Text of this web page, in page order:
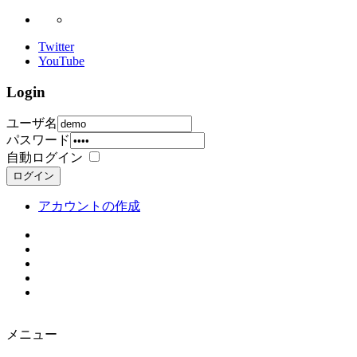
Twitter
YouTube
Login
ユーザ名
パスワード
自動ログイン
ログイン
アカウントの作成
メニュー